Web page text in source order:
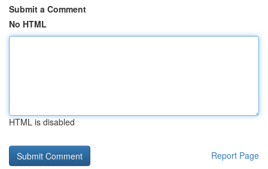
Submit a Comment
No HTML
HTML is disabled
Report Page